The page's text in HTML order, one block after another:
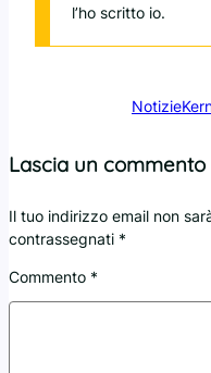
l’ho scritto io.
Notizie
Lascia un commento
Il tuo indirizzo email non
contrassegnati *
Commento *